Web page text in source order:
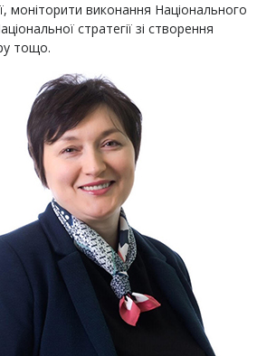
моніторити виконання Національного
стратегії зі створення
тощо.